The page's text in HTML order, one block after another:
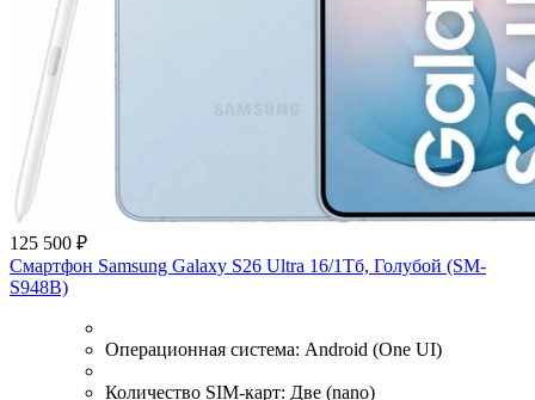
125 500 ₽
Смартфон Samsung Galaxy S26 Ultra 16/1Тб, Голубой (SM-
S948B)
Операционная система: Android (One UI)
Количество SIM-карт: Две (nano)